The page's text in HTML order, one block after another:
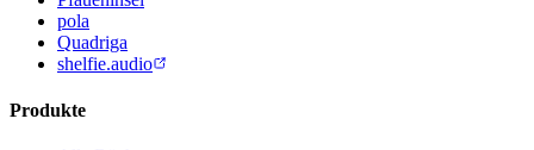
pola
Quadriga
shelfie.audio
Produkte